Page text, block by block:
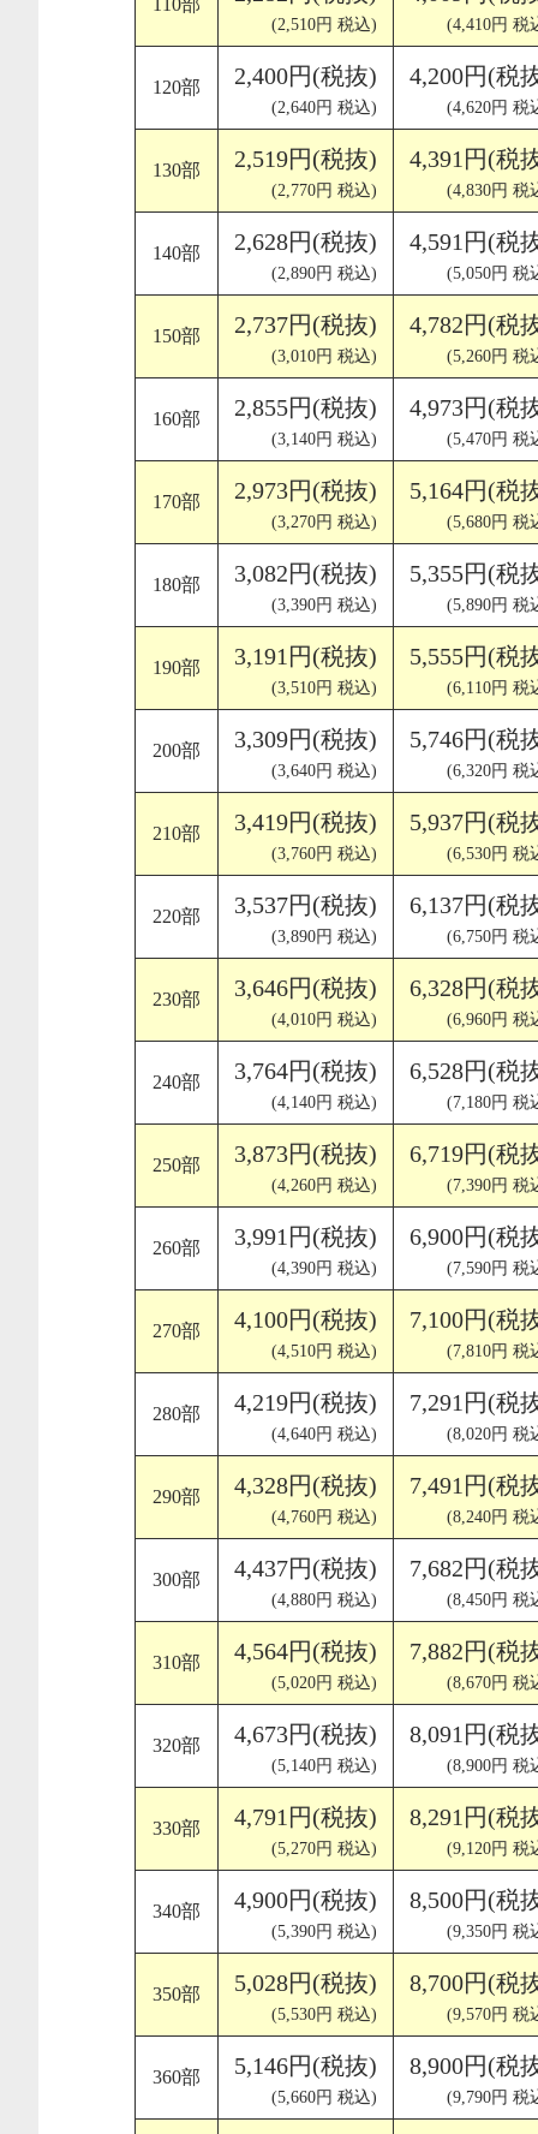
110部
(2,510円 税込) (4,410円 税
120部 2,400円(税抜)
(2,640円 税込)
4,200円(税
(4,620円 税
130部 2,519円(税抜)
(2,770円 税込)
4,391円(税
(4,830円 税
140部 2,628円(税抜)
(2,890円 税込)
4,591円(税
(5,050円 税
150部 2,737円(税抜)
(3,010円 税込)
4,782円(税
(5,260円 税
160部 2,855円(税抜)
(3,140円 税込)
4,973円(税
(5,470円 税
170部 2,973円(税抜)
(3,270円 税込)
5,164円(税
(5,680円 税
180部 3,082円(税抜)
(3,390円 税込)
5,355円(税
(5,890円 税
190部 3,191円(税抜)
(3,510円 税込)
5,555円(税
(6,110円 税
200部 3,309円(税抜)
(3,640円 税込)
5,746円(税
(6,320円 税
210部 3,419円(税抜)
(3,760円 税込)
5,937円(税
(6,530円 税
220部 3,537円(税抜)
(3,890円 税込)
6,137円(税
(6,750円 税
230部 3,646円(税抜)
(4,010円 税込)
6,328円(税
(6,960円 税
240部 3,764円(税抜)
(4,140円 税込)
6,528円(税
(7,180円 税
250部 3,873円(税抜)
(4,260円 税込)
6,719円(税
(7,390円 税
260部 3,991円(税抜)
(4,390円 税込)
6,900円(税
(7,590円 税
270部 4,100円(税抜)
(4,510円 税込)
7,100円(税
(7,810円 税
280部 4,219円(税抜)
(4,640円 税込)
7,291円(税
(8,020円 税
290部 4,328円(税抜)
(4,760円 税込)
7,491円(税
(8,240円 税
300部 4,437円(税抜)
(4,880円 税込)
7,682円(税
(8,450円 税
310部 4,564円(税抜)
(5,020円 税込)
7,882円(税
(8,670円 税
320部 4,673円(税抜)
(5,140円 税込)
8,091円(税
(8,900円 税
330部 4,791円(税抜)
(5,270円 税込)
8,291円(税
(9,120円 税
340部 4,900円(税抜)
(5,390円 税込)
8,500円(税
(9,350円 税
350部 5,028円(税抜)
(5,530円 税込)
8,700円(税
(9,570円 税
360部 5,146円(税抜)
(5,660円 税込)
8,900円(税
(9,790円 税